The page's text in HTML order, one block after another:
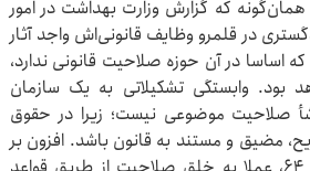
که گزارش وزارت بهداشت در امور
در قلمرو وظایف قانونی‌اش واجد آثار
در آن حوزه صلاحیت قانونی ندارد،
بود. وابستگی تشکیلاتی به یک سازمان
صلاحیت موضوعی نیست؛ زیرا در حقوق
مضیق و مستند به قانون باشد. افزون بر